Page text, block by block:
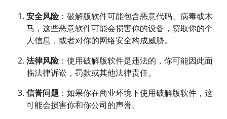
安全风险：破解版软件可能包含恶意代码、病毒或木
马，这些恶意软件可能会损害你的设备，窃取你的个
人信息，或者对你的网络安全构成威胁。
法律风险：使用破解版软件是违法的，你可能因此面
临法律诉讼，罚款或其他法律责任。
信誉问题 ：如果你在商业环境下使用破解版软件，这
可能会损害你和你公司的声誉。